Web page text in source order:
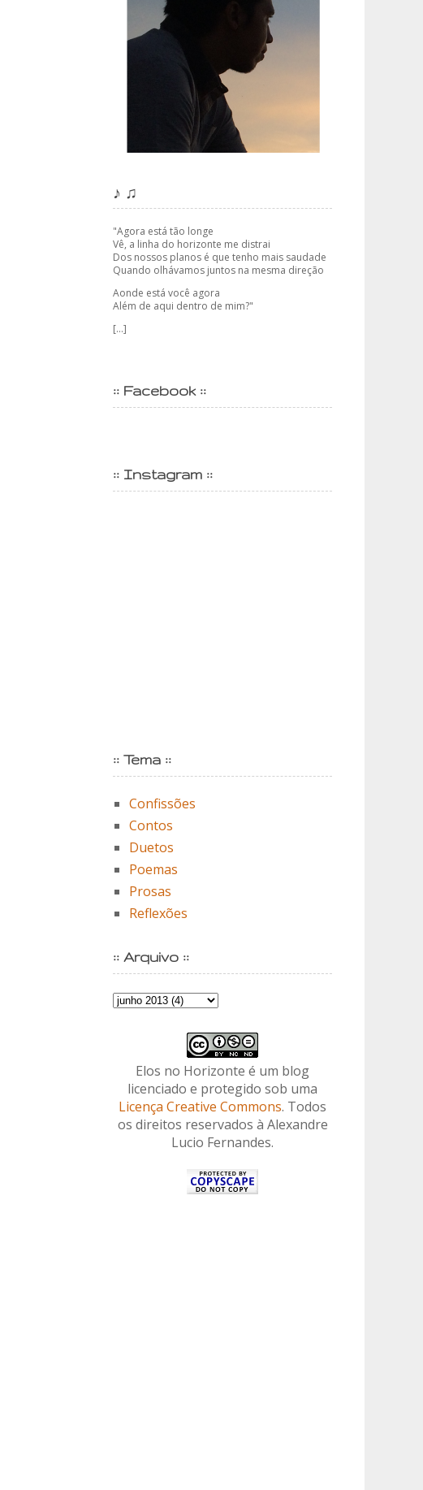
♪ ♫
"Agora está tão longe
Vê, a linha do horizonte me distrai
Dos nossos planos é que tenho mais saudade
Quando olhávamos juntos na mesma direção
Aonde está você agora
Além de aqui dentro de mim?"
[...]
:: Facebook ::
:: Instagram ::
:: Tema ::
Confissões
Contos
Duetos
Poemas
Prosas
Reflexões
:: Arquivo ::
Elos no Horizonte é um blog
licenciado e protegido sob uma
Licença Creative Commons. Todos
os direitos reservados à Alexandre
Lucio Fernandes.